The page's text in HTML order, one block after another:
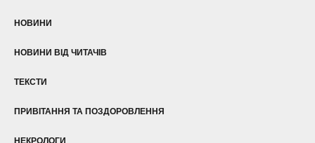
НОВИНИ
НОВИНИ ВІД ЧИТАЧІВ
ТЕКСТИ
ПРИВІТАННЯ ТА ПОЗДОРОВЛЕННЯ